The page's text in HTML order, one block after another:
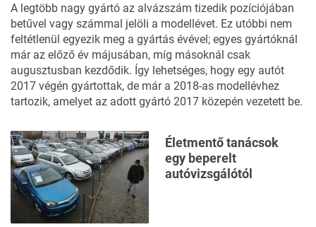
A legtöbb nagy gyártó az alvázszám tizedik pozíciójában
betűvel vagy számmal jelöli a modellévet. Ez utóbbi nem
feltétlenül egyezik meg a gyártás évével; egyes gyártóknál
már az előző év májusában, míg másoknál csak
augusztusban kezdődik. Így lehetséges, hogy egy autót
2017 végén gyártottak, de már a 2018-as modellévhez
tartozik, amelyet az adott gyártó 2017 közepén vezetett be.
Életmentő tanácsok
egy beperelt
autóvizsgálótól